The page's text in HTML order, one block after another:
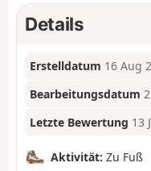
Details
Erstelldatum 16 Aug
Bearbeitungsdatum
Letzte Bewertung 13
Aktivität: Zu Fuß